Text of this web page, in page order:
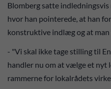
Blomberg satte
hvor han pointerede, at han
konstruktive indlæg og at man
- "Vi skal ikke tage stilling til
handler nu om at vælge et nyt
rammerne for lokalrådets